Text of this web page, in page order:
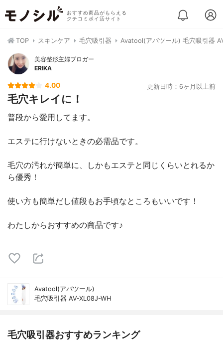
おすすめ商品がもらえる
クチコミポイ活サイト
TOP スキンケア 毛穴吸引器 Avatool(アバツール) 毛穴吸引器
美容整形主婦ブロガー
ERIKA
4.00 更新日時：6ヶ月以上前
毛穴キレイに！
普段から愛用してます。
エステに行けないときの必需品です。
毛穴の汚れが簡単に、しかもエステと同じくらいとれるか
ら優秀！
使い方も簡単だし値段もお手頃なところもいいです！
わたしからおすすめの商品です♪
Avatool(アバツール)
毛穴吸引器 AV-XL08J-WH
毛穴吸引器おすすめランキング